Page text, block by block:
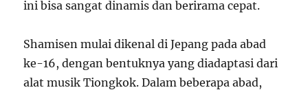
ini bisa sangat dinamis dan berirama cepat.
Shamisen mulai dikenal di Jepang pada abad
ke-16, dengan bentuknya yang diadaptasi dari
alat musik Tiongkok. Dalam beberapa abad,